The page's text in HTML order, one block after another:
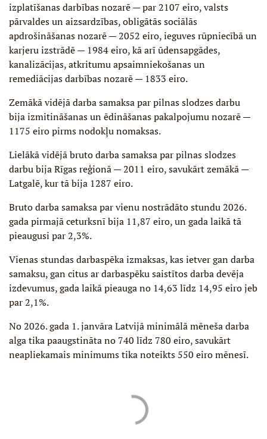
izplatīšanas darbības nozarē — par 2107 eiro, valsts
pārvaldes un aizsardzības, obligātās sociālās
apdrošināšanas nozarē — 2052 eiro, ieguves rūpniecībā un
karjeru izstrādē — 1984 eiro, kā arī ūdensapgādes,
kanalizācijas, atkritumu apsaimniekošanas un
remediācijas darbības nozarē — 1833 eiro.
Zemākā vidējā darba samaksa par pilnas slodzes darbu
bija izmitināšanas un ēdināšanas pakalpojumu nozarē —
1175 eiro pirms nodokļu nomaksas.
Lielākā vidējā bruto darba samaksa par pilnas slodzes
darbu bija Rīgas reģionā — 2011 eiro, savukārt zemākā —
Latgalē, kur tā bija 1287 eiro.
Bruto darba samaksa par vienu nostrādāto stundu 2026.
gada pirmajā ceturksnī bija 11,87 eiro, un gada laikā tā
pieaugusi par 2,3%.
Vienas stundas darbaspēka izmaksas, kas ietver gan darba
samaksu, gan citus ar darbaspēku saistītos darba devēja
izdevumus, gada laikā pieauga no 14,63 līdz 14,95 eiro jeb
par 2,1%.
No 2026. gada 1. janvāra Latvijā minimālā mēneša darba
alga tika paaugstināta no 740 līdz 780 eiro, savukārt
neapliekamais minimums tika noteikts 550 eiro mēnesī.